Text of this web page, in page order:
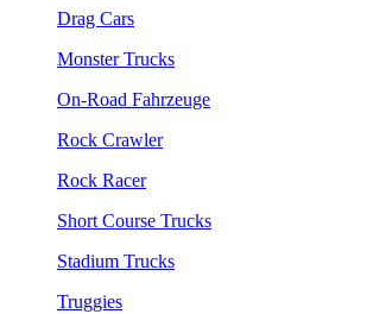
Drag Cars
Monster Trucks
On-Road Fahrzeuge
Rock Crawler
Rock Racer
Short Course Trucks
Stadium Trucks
Truggies